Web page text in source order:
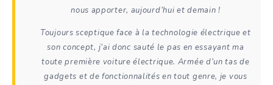
nous apporter, aujourd’hui et demain !
Toujours sceptique face à la technologie électrique et
son concept, j’ai donc sauté le pas en essayant ma
toute première voiture électrique. Armée d’un tas de
gadgets et de fonctionnalités en tout genre, je vous